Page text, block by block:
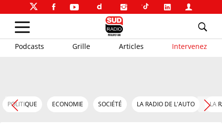
Podcasts Grille Articles Intervenez
POLITIQUE ECONOMIE SOCIÉTÉ LA RADIO DE L'AUTO LA